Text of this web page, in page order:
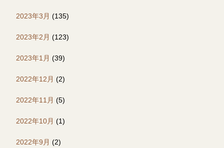
2023年3月 (135)
2023年2月 (123)
2023年1月 (39)
2022年12月 (2)
2022年11月 (5)
2022年10月 (1)
2022年9月 (2)